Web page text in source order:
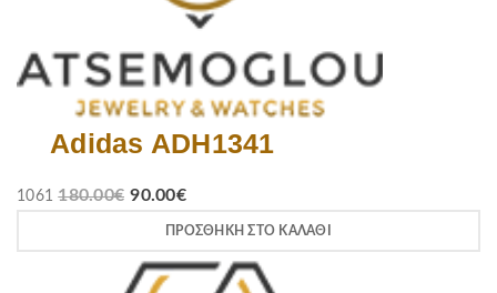
Adidas ADH1341
1061 180.00€ 90.00€
ΠΡΟΣΘΉΚΗ ΣΤΟ ΚΑΛΆΘΙ